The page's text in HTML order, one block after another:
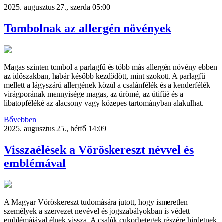
2025. augusztus 27., szerda 05:00
Tombolnak az allergén növények
Magas szinten tombol a parlagfű és több más allergén növény ebben
az időszakban, habár később kezdődött, mint szokott. A parlagfű
mellett a lágyszárú allergének közül a csalánfélék és a kenderfélék
virágporának mennyisége magas, az ürömé, az útifűé és a
libatopféléké az alacsony vagy közepes tartományban alakulhat.
Bővebben
2025. augusztus 25., hétfő 14:09
Visszaélések a Vöröskereszt névvel és
emblémával
A Magyar Vöröskereszt tudomására jutott, hogy ismeretlen
személyek a szervezet nevével és jogszabályokban is védett
emblémájával élnek vissza. A csalók cukorbetegek részére hirdetnek